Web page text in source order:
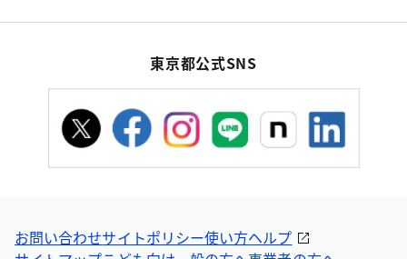
東京都公式SNS
お問い合わせサイトポリシー使い方ヘルプ